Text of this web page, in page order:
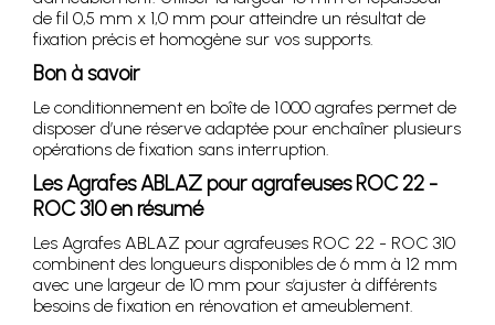
de fil 0,5 mm x 1,0 mm pour atteindre un résultat de
fixation précis et homogène sur vos supports.
Bon à savoir
Le conditionnement en boîte de 1 000 agrafes permet de
disposer d’une réserve adaptée pour enchaîner plusieurs
opérations de fixation sans interruption.
Les Agrafes ABLAZ pour agrafeuses ROC 22 -
ROC 310 en résumé
Les Agrafes ABLAZ pour agrafeuses ROC 22 - ROC 310
combinent des longueurs disponibles de 6 mm à 12 mm
avec une largeur de 10 mm pour s’ajuster à différents
besoins de fixation en rénovation et ameublement.